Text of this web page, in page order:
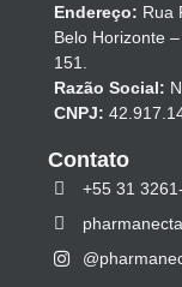
Endereço: Rua
Belo Horizonte
151.
Razão Social:
CNPJ:
Contato
+55 31